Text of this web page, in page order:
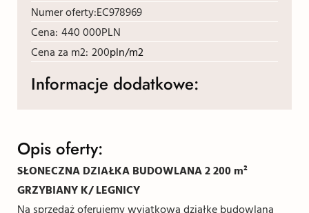
Opis oferty:
SŁONECZNA DZIAŁKA BUDOWLANA 2 200 m²
GRZYBIANY K/ LEGNICY
Na sprzedaż oferujemy wyjątkową działkę budowlaną
Numer oferty:EC978969
Cena: 440 000PLN
Cena za m2: 200pln/m2
Informacje dodatkowe: